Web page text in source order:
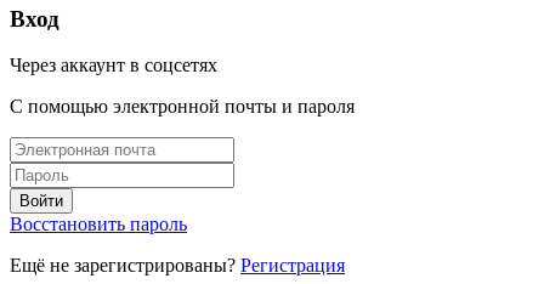
Вход
Через аккаунт в соцсетях
С помощью электронной почты и пароля
Восстановить пароль
Ещё не зарегистрированы? Регистрация